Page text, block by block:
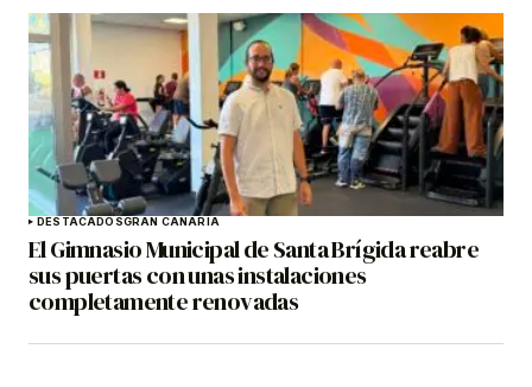
DESTACADOSGRAN CANARIA
El Gimnasio Municipal de Santa Brígida reabre
sus puertas con unas instalaciones
completamente renovadas